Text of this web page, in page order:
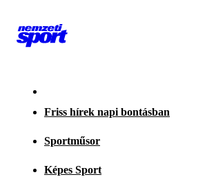
Friss hírek napi bontásban
Sportműsor
Képes Sport